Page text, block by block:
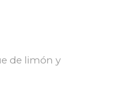
de limón y